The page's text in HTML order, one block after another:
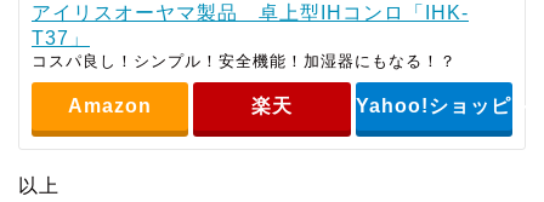
アイリスオーヤマ製品 卓上型IHコンロ「IHK-
T37」
コスパ良し！シンプル！安全機能！加湿器にもなる！？
Amazon 楽天 Yahoo!ショッピン
以上